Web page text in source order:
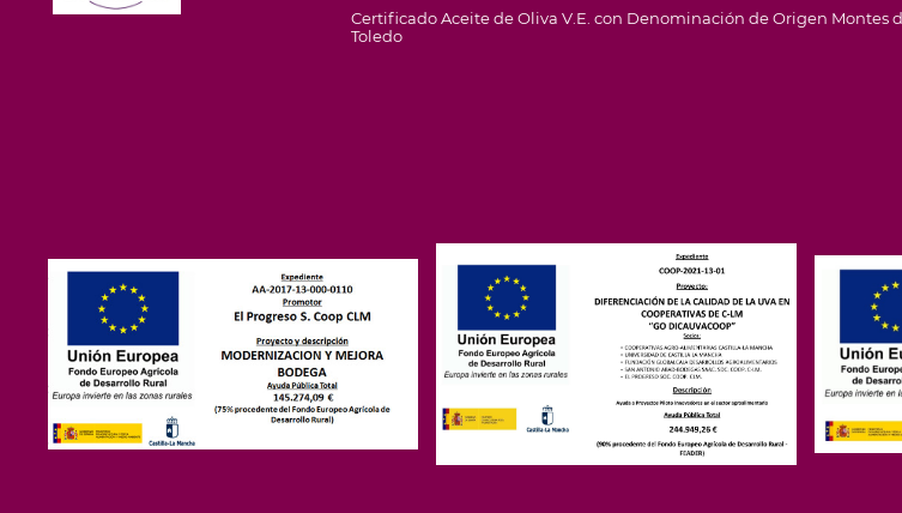
Certificado Aceite de Oliva V.E. con Denominación de Origen Montes
Toledo